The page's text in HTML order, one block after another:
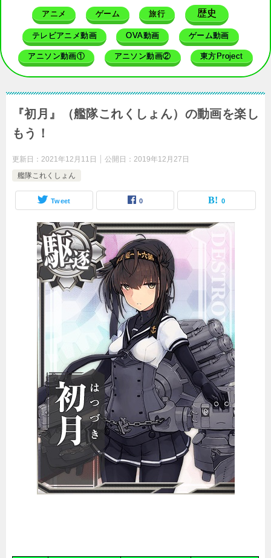
アニメ ゲーム 旅行 歴史
テレビアニメ動画 OVA動画 ゲーム動画
アニソン動画① アニソン動画② 東方Project
『初月』（艦隊これくしょん）の動画を楽し
もう！
更新日： 2021年12月11日 公開日： 2019年12月27日
艦隊これくしょん
Tweet 0 0